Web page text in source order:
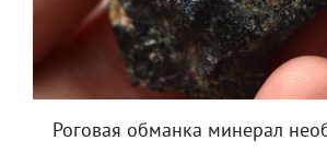
Роговая обманка минерал